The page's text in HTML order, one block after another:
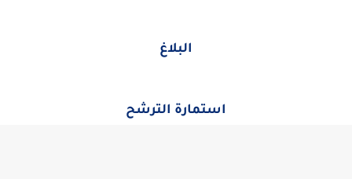
البلاغ
استمارة الترشح